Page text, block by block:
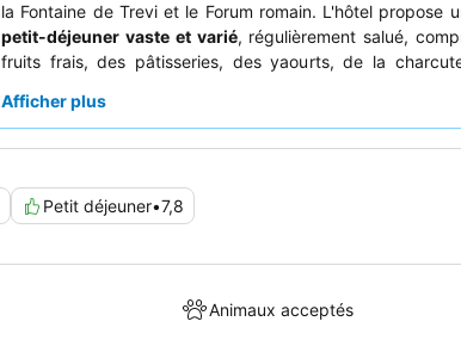
la Fontaine de Trevi et le Forum romain. L'hôtel propose
petit-déjeuner vaste et varié, régulièrement salué,
fruits frais, des pâtisseries, des yaourts, de la
et le professionnalisme exceptionnels du personnel
les chambres donnant sur les routes très fréquentées
bruyantes.
Afficher plus
Petit déjeuner•7,8
Animaux acceptés